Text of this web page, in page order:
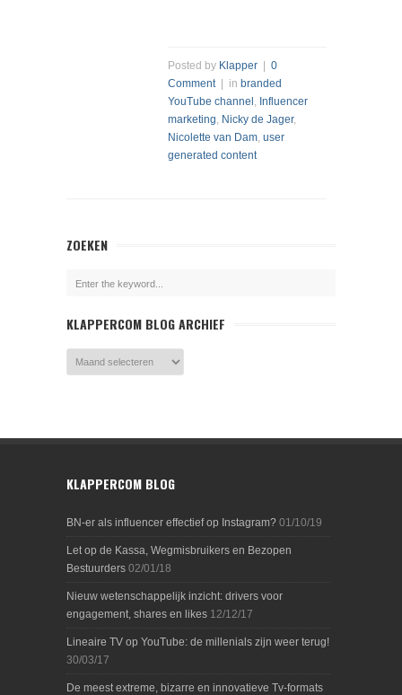
Posted by Klapper
0
Comment| in branded
YouTube channel , Influencer
marketing, Nicky de Jager,
Nicolette van Dam, user
generated content
ZOEKEN
KLAPPERCOM BLOG ARCHIEF
KLAPPERCOM BLOG
BN-er als influencer effectief op Instagram? 01/10/19
Let op de Kassa, Wegmisbruikers en Bezopen
Bestuurders 02/01/18
Nieuw wetenschappelijk inzicht: drivers voor
engagement, shares en likes 12/12/17
Lineaire TV op YouTube: de millenials zijn weer terug!
30/03/17
De meest extreme, bizarre en innovatieve Tv-formats